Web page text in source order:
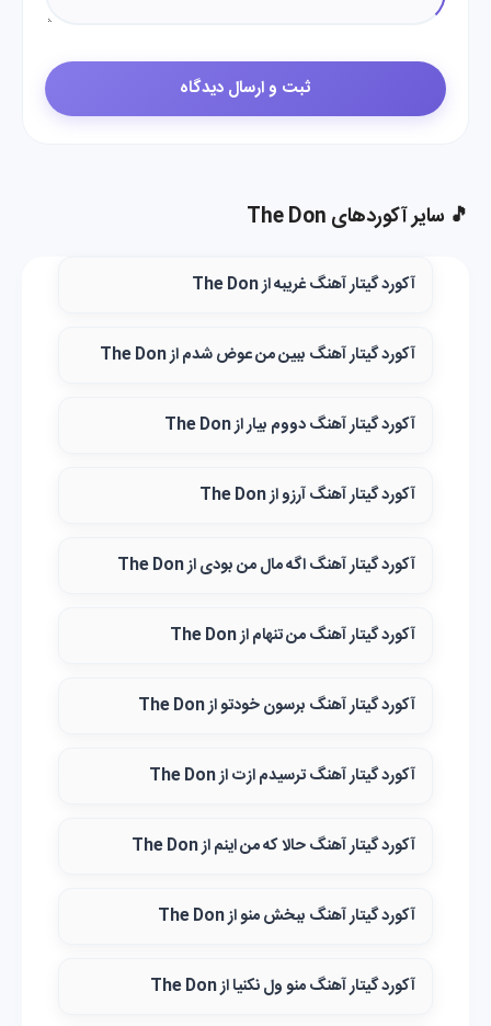
🎵 سایر آکوردهای The Don
آکورد گیتار آهنگ غریبه از The Don
آکورد گیتار آهنگ ببین من عوض شدم از The Don
آکورد گیتار آهنگ دووم بیار از The Don
آکورد گیتار آهنگ آرزو از The Don
آکورد گیتار آهنگ اگه مال من بودی از The Don
آکورد گیتار آهنگ من تنهام از The Don
آکورد گیتار آهنگ برسون خودتو از The Don
آکورد گیتار آهنگ ترسیدم ازت از The Don
آکورد گیتار آهنگ حالا که من اینم از The Don
آکورد گیتار آهنگ ببخش منو از The Don
آکورد گیتار آهنگ منو ول نکنیا از The Don